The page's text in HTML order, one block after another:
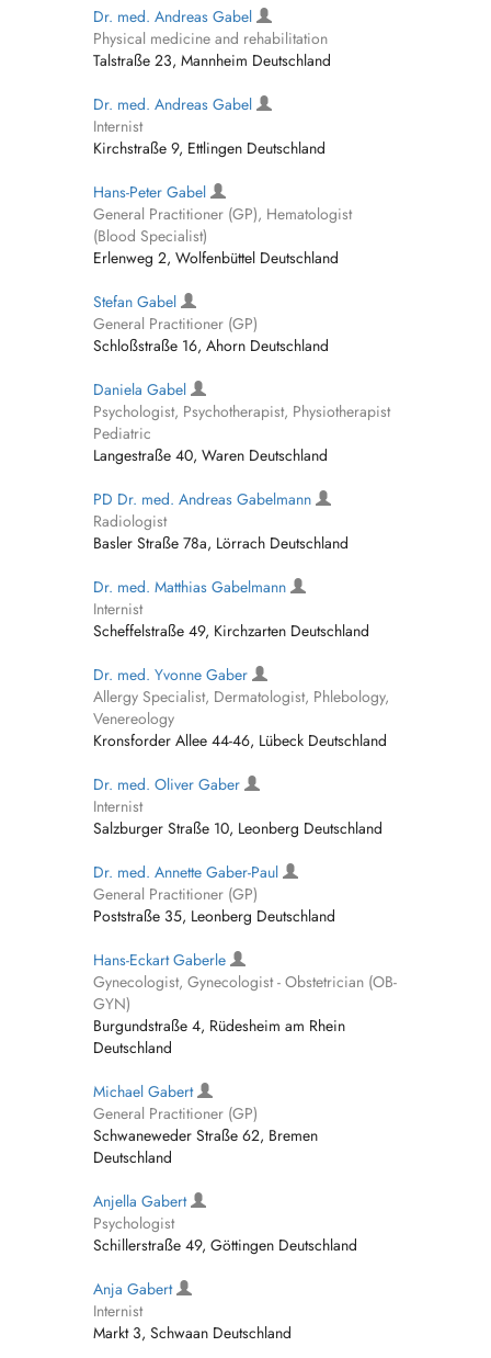
Dr. med. Andreas Gabel
Physical medicine and rehabilitation
Talstraße 23, Mannheim Deutschland
Dr. med. Andreas Gabel
Internist
Kirchstraße 9, Ettlingen Deutschland
Hans-Peter Gabel
General Practitioner (GP), Hematologist
(Blood Specialist)
Erlenweg 2, Wolfenbüttel Deutschland
Stefan Gabel
General Practitioner (GP)
Schloßstraße 16, Ahorn Deutschland
Daniela Gabel
Psychologist, Psychotherapist, Physiotherapist
Pediatric
Langestraße 40, Waren Deutschland
PD Dr. med. Andreas Gabelmann
Radiologist
Basler Straße 78a, Lörrach Deutschland
Dr. med. Matthias Gabelmann
Internist
Scheffelstraße 49, Kirchzarten Deutschland
Dr. med. Yvonne Gaber
Allergy Specialist, Dermatologist, Phlebology,
Venereology
Kronsforder Allee 44-46, Lübeck Deutschland
Dr. med. Oliver Gaber
Internist
Salzburger Straße 10, Leonberg Deutschland
Dr. med. Annette Gaber-Paul
General Practitioner (GP)
Poststraße 35, Leonberg Deutschland
Hans-Eckart Gaberle
Gynecologist, Gynecologist - Obstetrician (OB-
GYN)
Burgundstraße 4, Rüdesheim am Rhein
Deutschland
Michael Gabert
General Practitioner (GP)
Schwaneweder Straße 62, Bremen
Deutschland
Anjella Gabert
Psychologist
Schillerstraße 49, Göttingen Deutschland
Anja Gabert
Internist
Markt 3, Schwaan Deutschland